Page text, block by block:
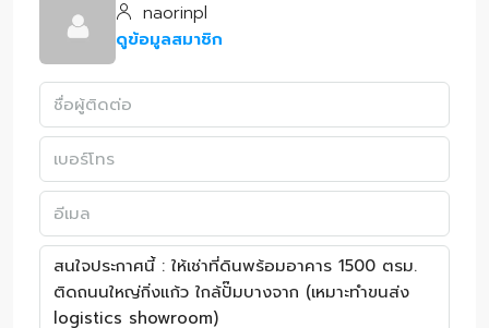
naorinpl
ดูข้อมูลสมาชิก